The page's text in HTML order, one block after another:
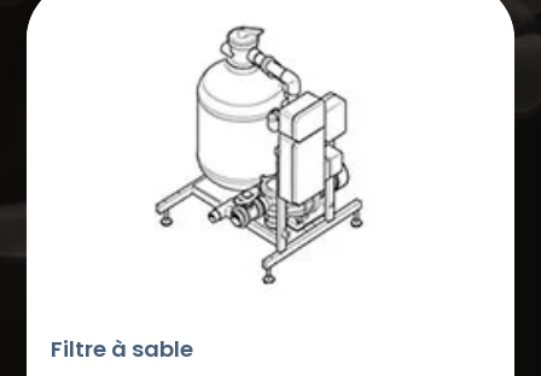
Filtre à sable